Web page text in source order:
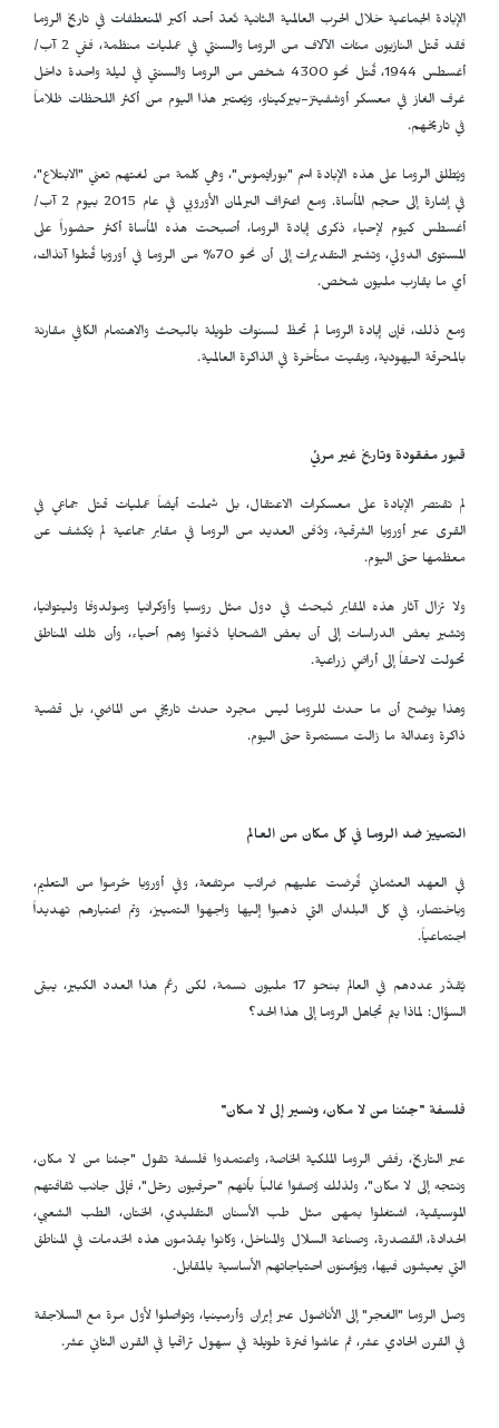
الإبادة الجماعية خلال الحرب العالمية الثانية تُعدّ أحد أكبر المنعطفات في تاريخ الروما
فقد قتل النازيون مئات الآلاف من الروما والسنتي في عمليات منظمة، ففي 2 آب/
أغسطس 1944، قُتل نحو 4300 شخص من الروما والسنتي في ليلة واحدة داخل
غرف الغاز في معسكر أوشفيتز-بيركيناو، ويُعتبر هذا اليوم من أكثر اللحظات ظلاماً
في تاريخهم.
ويُطلق الروما على هذه الإبادة اسم "بورايْموس"، وهي كلمة من لغتهم تعني "الابتلاع"،
في إشارة إلى حجم المأساة. ومع اعتراف البرلمان الأوروبي في عام 2015 بيوم 2 آب/
أغسطس كيوم لإحياء ذكرى إبادة الروما، أصبحت هذه المأساة أكثر حضوراً على
المستوى الدولي، وتشير التقديرات إلى أن نحو 70% من الروما في أوروبا قُتلوا آنذاك،
أي ما يقارب مليون شخص.
ومع ذلك، فإن إبادة الروما لم تحظَ لسنوات طويلة بالبحث والاهتمام الكافي مقارنة
بالمحرقة اليهودية، وبقيت متأخرة في الذاكرة العالمية.
قبور مفقودة وتاريخ غير مرئي
لم تقتصر الإبادة على معسكرات الاعتقال، بل شملت أيضاً عمليات قتل جماعي في
القرى عبر أوروبا الشرقية، ودُفن العديد من الروما في مقابر جماعية لم يُكشف عن
معظمها حتى اليوم.
ولا تزال آثار هذه المقابر تُبحث في دول مثل روسيا وأوكرانيا ومولدوفا وليتوانيا،
وتشير بعض الدراسات إلى أن بعض الضحايا دُفنوا وهم أحياء، وأن تلك المناطق
تحولت لاحقاً إلى أراضٍ زراعية.
وهذا يوضح أن ما حدث للروما ليس مجرد حدث تاريخي من الماضي، بل قضية
ذاكرة وعدالة ما زالت مستمرة حتى اليوم.
التمييز ضد الروما في كل مكان من العالم
في العهد العثماني فُرضت عليهم ضرائب مرتفعة، وفي أوروبا حُرموا من التعليم،
وباختصار، في كل البلدان التي ذهبوا إليها واجهوا التمييز، وتم اعتبارهم تهديداً
اجتماعياً.
يُقدَّر عددهم في العالم بنحو 17 مليون نسمة، لكن رغم هذا العدد الكبير، يبقى
السؤال: لماذا يتم تجاهل الروما إلى هذا الحد؟
فلسفة "جئنا من لا مكان، ونسير إلى لا مكان"
عبر التاريخ، رفض الروما الملكية الخاصة، واعتمدوا فلسفة تقول "جئنا من لا مكان،
ونتجه إلى لا مكان"، ولذلك وُصفوا غالباً بأنهم "حرفيون رحّل"، فإلى جانب ثقافتهم
الموسيقية، اشتغلوا بمهن مثل طب الأسنان التقليدي، الختان، الطب الشعبي،
الحدادة، القصدرة، وصناعة السلال والمناخل، وكانوا يقدّمون هذه الخدمات في المناطق
التي يعيشون فيها، ويؤمّنون احتياجاتهم الأساسية بالمقابل.
وصل الروما "الغجر" إلى الأناضول عبر إيران وأرمينيا، وتواصلوا لأول مرة مع السلاجقة
في القرن الحادي عشر، ثم عاشوا فترة طويلة في سهول تراقيا في القرن الثاني عشر.